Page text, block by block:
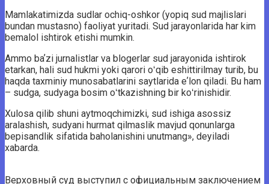
Mamlakatimizda sudlar ochiq-oshkor (yopiq sud majlislari
bundan mustasno) faoliyat yuritadi. Sud jarayonlarida har kim
bemalol ishtirok etishi mumkin.
Ammo baʼzi jurnalistlar va blogerlar sud jarayonida ishtirok
etarkan, hali sud hukmi yoki qarori oʻqib eshittirilmay turib, bu
haqda taxminiy munosabatlarini saytlarida eʼlon qiladi. Bu ham
– sudga, sudyaga bosim oʻtkazishning bir koʻrinishidir.
Xulosa qilib shuni aytmoqchimizki, sud ishiga asossiz
aralashish, sudyani hurmat qilmaslik mavjud qonunlarga
bepisandlik sifatida baholanishini unutmang», deyiladi
xabarda.
Верховный суд выступил с официальным заключением